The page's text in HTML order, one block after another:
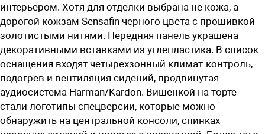
интерьером. Хотя для отделки выбрана не кожа, а
дорогой кожзам Sensafin черного цвета с прошивкой
золотистыми нитями. Передняя панель украшена
декоративными вставками из углепластика. В список
оснащения входят четырехзонный климат-контроль,
подогрев и вентиляция сидений, продвинутая
аудиосистема Harman/Kardon. Вишенкой на торте
стали логотипы спецверсии, которые можно
обнаружить на центральной консоли, спинках